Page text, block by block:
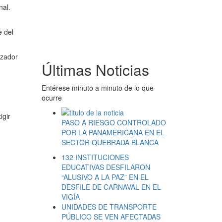
del
Últimas Noticias
Entérese minuto a minuto de lo que
ocurre
PASO A RIESGO CONTROLADO
POR LA PANAMERICANA EN EL
SECTOR QUEBRADA BLANCA
132 INSTITUCIONES
EDUCATIVAS DESFILARON
“ALUSIVO A LA PAZ” EN EL
DESFILE DE CARNAVAL EN EL
VIGÍA
UNIDADES DE TRANSPORTE
PÚBLICO SE VEN AFECTADAS